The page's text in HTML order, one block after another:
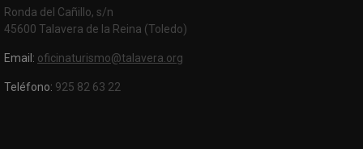
Ronda del Cañillo, s/n
45600 Talavera de la Reina (Toledo)
Email: oficinaturismo@talavera.org
Teléfono: 925 82 63 22